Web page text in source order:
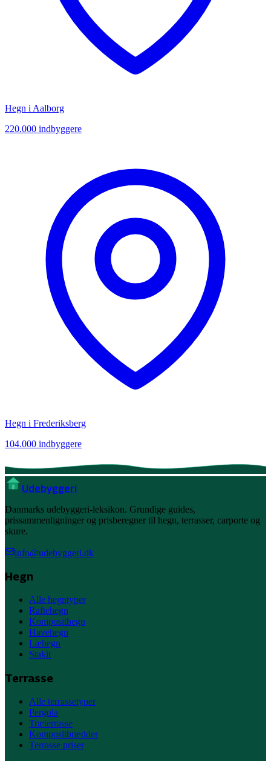
Hegn i Aalborg
220.000 indbyggere
Hegn i Frederiksberg
104.000 indbyggere
Udebyggeri
Danmarks udebyggeri-leksikon. Grundige guides,
prissammenligninger og prisberegner til hegn, terrasser, carporte og
skure.
info@udebyggeri.dk
Hegn
Alle hegntyper
Raftehegn
Komposithegn
Havehegn
Læhegn
Stakit
Terrasse
Alle terrassetyper
Pergola
Træterrasse
Kompositbrædder
Terrasse priser